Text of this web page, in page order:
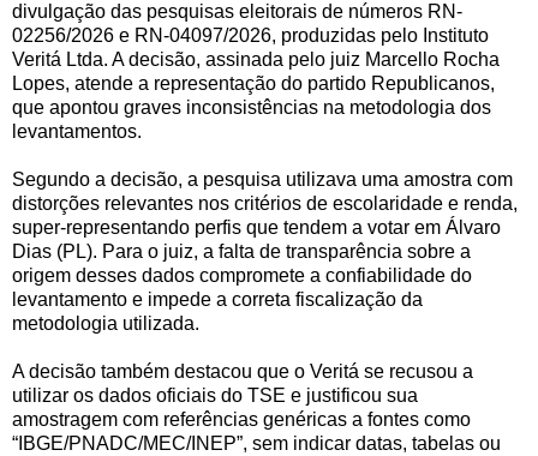
divulgação das pesquisas eleitorais de números RN-
02256/2026 e RN-04097/2026, produzidas pelo Instituto
Veritá Ltda. A decisão, assinada pelo juiz Marcello Rocha
Lopes, atende a representação do partido Republicanos,
que apontou graves inconsistências na metodologia dos
levantamentos.
Segundo a decisão, a pesquisa utilizava uma amostra com
distorções relevantes nos critérios de escolaridade e renda,
super-representando perfis que tendem a votar em Álvaro
Dias (PL). Para o juiz, a falta de transparência sobre a
origem desses dados compromete a confiabilidade do
levantamento e impede a correta fiscalização da
metodologia utilizada.
A decisão também destacou que o Veritá se recusou a
utilizar os dados oficiais do TSE e justificou sua
amostragem com referências genéricas a fontes como
“IBGE/PNADC/MEC/INEP”, sem indicar datas, tabelas ou